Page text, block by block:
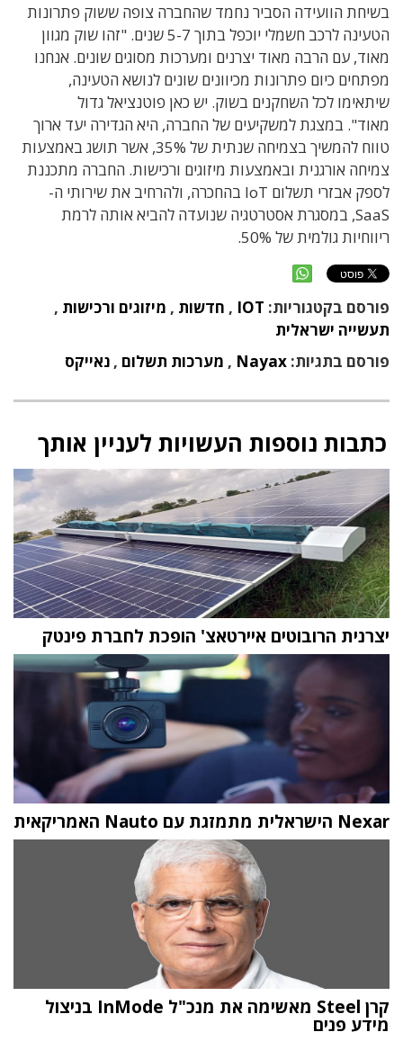
בשיחת הוועידה הסביר נחמד שהחברה צופה ששוק פתרונות
הטעינה לרכב חשמלי יוכפל בתוך 5-7 שנים. "זהו שוק מגוון
מאוד, עם הרבה מאוד יצרנים ומערכות מסוגים שונים. אנחנו
מפתחים כיום פתרונות מכיוונים שונים לנושא הטעינה,
שיתאימו לכל השחקנים בשוק. יש כאן פוטנציאל גדול
מאוד". במצגת למשקיעים של החברה, היא הגדירה יעד ארוך
טווח להמשיך בצמיחה שנתית של 35%, אשר תושג באמצעות
צמיחה אורגנית ובאמצעות מיזוגים ורכישות. החברה מתכננת
לספק אבזרי תשלום IoT בהחכרה, ולהרחיב את שירותי ה-
SaaS, במסגרת אסטרטגיה שנועדה להביא אותה לרמת
ריווחיות גולמית של 50%.
פורסם בקטגוריות: IOT
, חדשות , מיזוגים ורכישות ,
תעשייה ישראלית
פורסם בתגיות: Nayax
, מערכות תשלום , נאייקס
כתבות נוספות העשויות לעניין אותך
יצרנית הרובוטים איירטאצ' הופכת לחברת פינטק
Nexar הישראלית מתמזגת עם Nauto האמריקאית
קרן Steel מאשימה את מנכ"ל InMode בניצול
מידע פנים